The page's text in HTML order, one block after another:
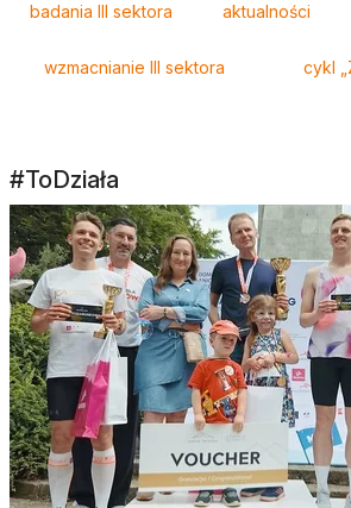
badania III sektora aktualności
wzmacnianie III sektora cykl
#ToDziała